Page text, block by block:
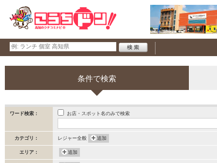
条件で検索
ワード検索： お店・スポット名のみで検索
カテゴリ： レジャー全般 追加
エリア： 追加